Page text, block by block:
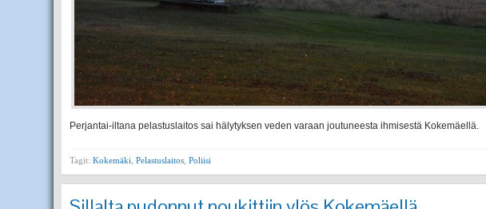
Perjantai-iltana pelastuslaitos sai hälytyksen veden varaan joutuneesta ihmisestä Kokemäellä.
Tagit: Kokemäki Pelastuslaitos Poliisi